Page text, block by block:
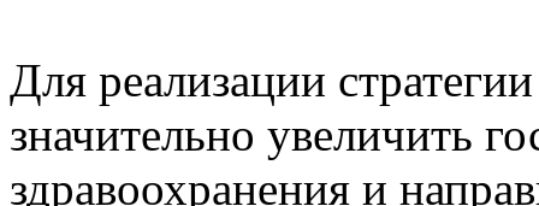
Для реализации
значительно увеличить
здравоохранения и